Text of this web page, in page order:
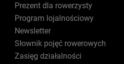
Prezent dla rowerzysty
Program lojalnościowy
Newsletter
Słownik pojęć rowerowych
Zasięg działalności